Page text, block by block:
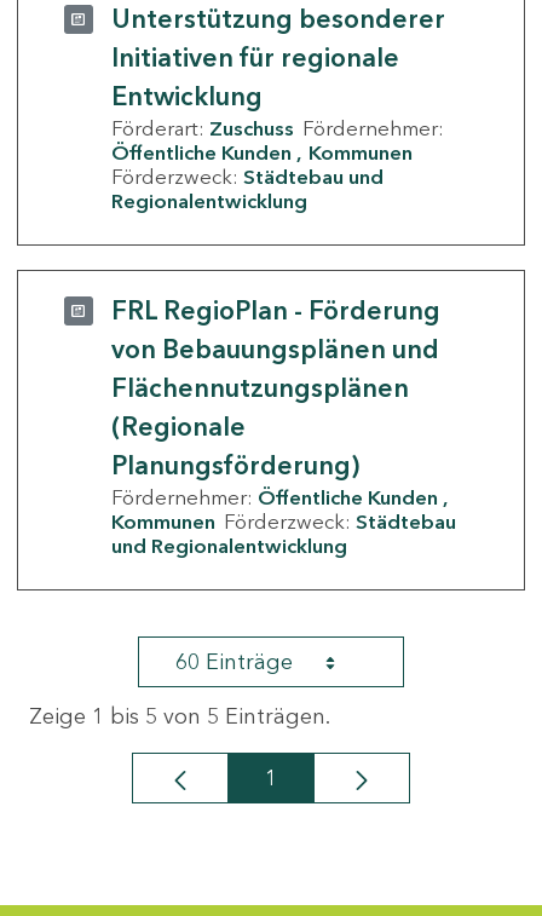
Unterstützung besonderer
Initiativen für regionale
Entwicklung
Förderart: Zuschuss Fördernehmer:
Öffentliche Kunden
Kommunen
Förderzweck: Städtebau und
Regionalentwicklung
FRL RegioPlan - Förderung
von Bebauungsplänen und
Flächennutzungsplänen
(Regionale
Planungsförderung)
Fördernehmer: Öffentliche Kunden
Kommunen Förderzweck: Städtebau
und Regionalentwicklung
60 Einträge
Zeige 1 bis 5 von 5 Einträgen.
Seite
1